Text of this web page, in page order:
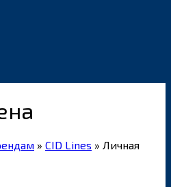
» CID Lines » Личная